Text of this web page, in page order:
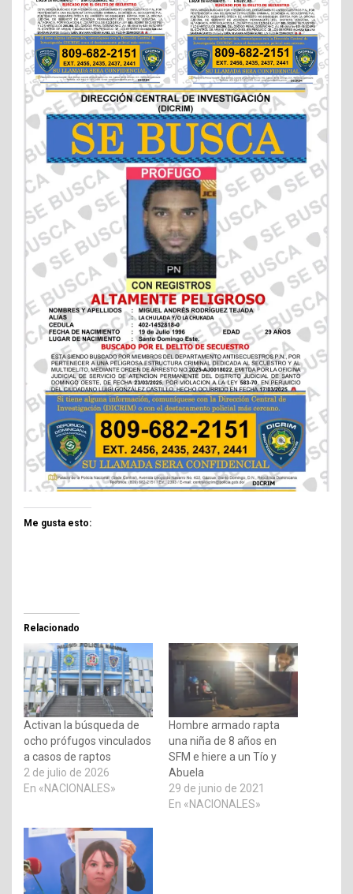
Me gusta esto:
Relacionado
Activan la búsqueda de
ocho prófugos vinculados
a casos de raptos
2 de julio de 2026
En «NACIONALES»
Hombre armado rapta
una niña de 8 años en
SFM e hiere a un Tío y
Abuela
29 de junio de 2021
En «NACIONALES»